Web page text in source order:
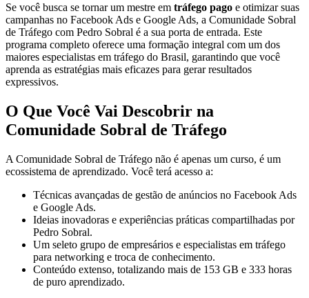
Se você busca se tornar um mestre em tráfego pago e otimizar suas
campanhas no Facebook Ads e Google Ads, a Comunidade Sobral
de Tráfego com Pedro Sobral é a sua porta de entrada. Este
programa completo oferece uma formação integral com um dos
maiores especialistas em tráfego do Brasil, garantindo que você
aprenda as estratégias mais eficazes para gerar resultados
expressivos.
O Que Você Vai Descobrir na
Comunidade Sobral de Tráfego
A Comunidade Sobral de Tráfego não é apenas um curso, é um
ecossistema de aprendizado. Você terá acesso a:
Técnicas avançadas de gestão de anúncios no Facebook Ads
e Google Ads.
Ideias inovadoras e experiências práticas compartilhadas por
Pedro Sobral.
Um seleto grupo de empresários e especialistas em tráfego
para networking e troca de conhecimento.
Conteúdo extenso, totalizando mais de 153 GB e 333 horas
de puro aprendizado.